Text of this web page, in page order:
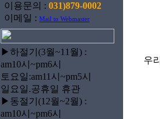
이용문의 : 031)879-0002
이메일 : Mail to Webmaster
▶하절기(3월~11월) :
am10시~pm6시
토요일:am11시~pm5시
일요일.공휴일 휴관
▶동절기(12월~2월) :
am10시~pm6시
우